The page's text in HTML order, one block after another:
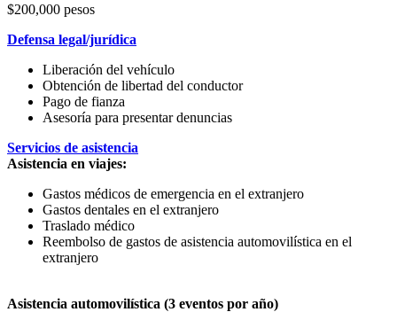
$200,000 pesos
Defensa legal/jurídica
Liberación del vehículo
Obtención de libertad del conductor
Pago de fianza
Asesoría para presentar denuncias
Servicios de asistencia
Asistencia en viajes:
Gastos médicos de emergencia en el extranjero
Gastos dentales en el extranjero
Traslado médico
Reembolso de gastos de asistencia automovilística en el
extranjero
Asistencia automovilística (3 eventos por año)